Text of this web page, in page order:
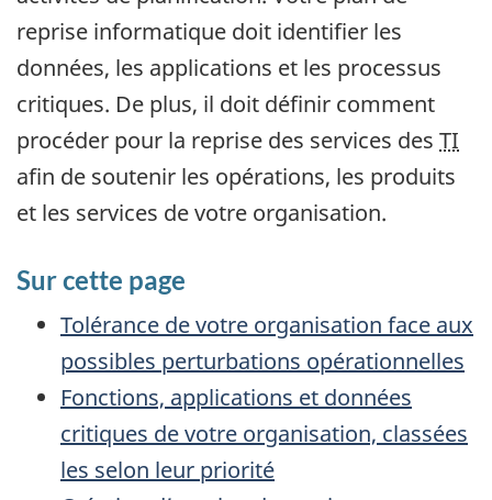
reprise informatique doit identifier les
données, les applications et les processus
critiques. De plus, il doit définir comment
procéder pour la reprise des services des TI
afin de soutenir les opérations, les produits
et les services de votre organisation.
Sur cette page
Tolérance de votre organisation face aux
possibles perturbations opérationnelles
Fonctions, applications et données
critiques de votre organisation, classées
les selon leur priorité